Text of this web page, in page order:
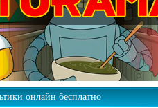
онлайн бесплатно